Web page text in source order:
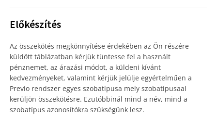
Előkészítés
Az összekötés megkönnyítése érdekében az Ön részére
küldött táblázatban kérjük tüntesse fel a használt
pénznemet, az árazási módot, a küldeni kívánt
kedvezményeket, valamint kérjük jelülje egyértelműen a
Previo rendszer egyes szobatípusa mely szobatípusaal
kerüljön összekötésre. Ezutóbbinál mind a név, mind a
szobatípus azonosítókra szükségünk lesz.